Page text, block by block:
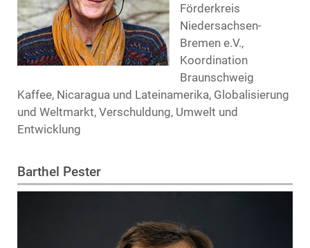
Förderkreis
Niedersachsen-
Bremen e.V.,
Koordination
Braunschweig
Kaffee, Nicaragua und Lateinamerika, Globalisierung
und Weltmarkt, Verschuldung, Umwelt und
Entwicklung
Barthel Pester